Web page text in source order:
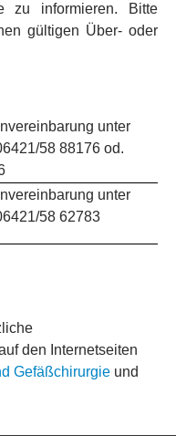
zu informieren. Bitte
gültigen Über- oder
unter
58 88176 od.
unter
58 62783
den Internetseiten
Gefäßchirurgie und